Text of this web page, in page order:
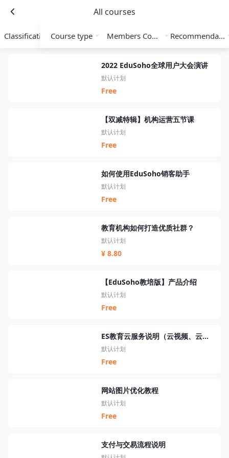
All courses
Classification Course type Members Course Recommendation
2022 EduSoho全球用户大会演讲
默认计划
Free
【双减特辑】机构运营五节课
默认计划
Free
如何使用EduSoho销客助手
默认计划
Free
教育机构如何打造优质社群？
默认计划
¥ 8.80
【EduSoho教培版】产品介绍
默认计划
Free
ES教育云服务说明（云视频、云短信、云资源、云搜索、云直播）
默认计划
Free
网站图片优化教程
默认计划
Free
支付与交易流程说明